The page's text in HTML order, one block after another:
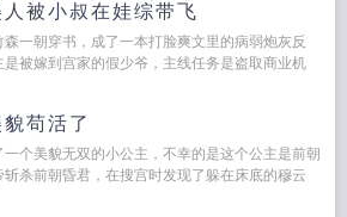
被小叔在娃综带飞
一朝穿书，成了一本打脸爽文里的病弱炮灰反
嫁到宫家的假少爷，主线任务是盗取商业机
苟活了
个美貌无双的小公主，不幸的是这个公主是前朝
斩杀前朝昏君，在搜宫时发现了躲在床底的穆云